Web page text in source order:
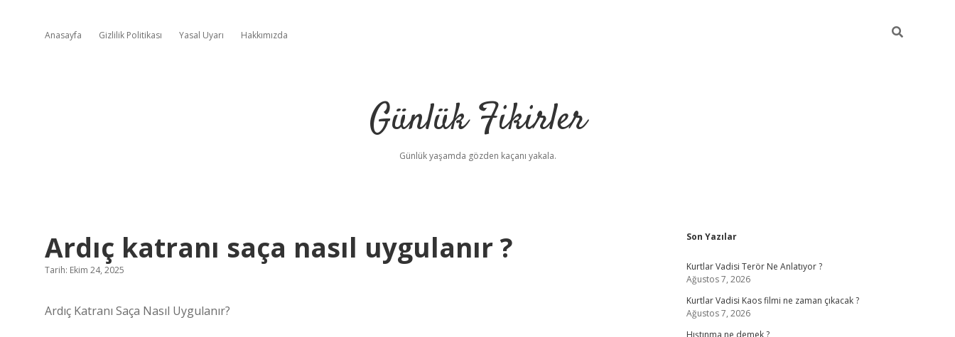
Anasayfa Gizlilik Politikası Yasal Uyarı Hakkımızda
Günlük Fikirler
Günlük yaşamda gözden kaçanı yakala.
Ardıç katranı saça nasıl uygulanır ?
Tarih: Ekim 24, 2025
Ardıç Katranı Saça Nasıl Uygulanır?
Sidebar
Son Yazılar
Kurtlar Vadisi Terör Ne Anlatıyor ?
Ağustos 7, 2026
Kurtlar Vadisi Kaos filmi ne zaman çıkacak ?
Ağustos 7, 2026
Hıştınma ne demek ?